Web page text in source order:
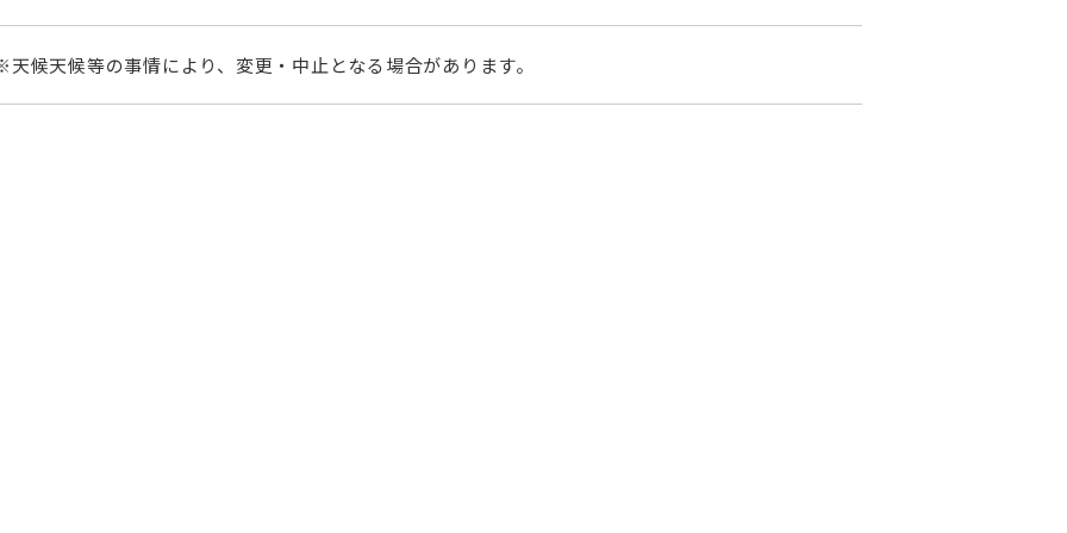
候天候等の事情により、変更・中止となる場合があります。